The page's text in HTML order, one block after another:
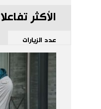
الأكثر تفاعلا
عدد الزيارات